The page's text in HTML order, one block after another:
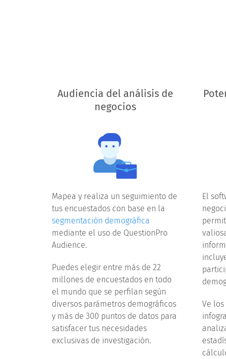
Audiencia del análisis de
negocios
Mapea y realiza un seguimiento de
tus encuestados con base en la
segmentación demográfica
mediante el uso de QuestionPro
Audience.
Puedes elegir entre más de 22
millones de encuestados en todo
el mundo que se perfilan según
diversos parámetros demográficos
y más de 300 puntos de datos para
satisfacer tus necesidades
exclusivas de investigación.
El
Ve